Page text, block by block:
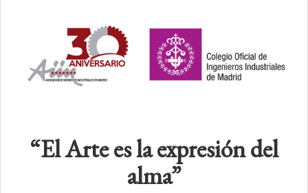
“El Arte es la expresión del
alma”